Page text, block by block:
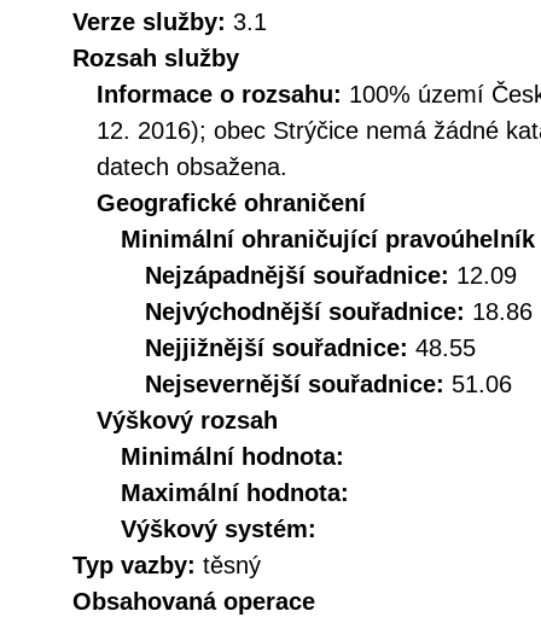
Verze služby: 3.1
Rozsah služby
Informace o rozsahu: 100% území
12. 2016); obec Strýčice nemá žádné
datech obsažena.
Geografické ohraničení
Minimální ohraničující pravoúhelník
Nejzápadnější souřadnice: 12.09
Nejvýchodnější souřadnice: 18.86
Nejjižnější souřadnice: 48.55
Nejsevernější souřadnice: 51.06
Výškový rozsah
Minimální hodnota:
Maximální hodnota:
Výškový systém:
Typ vazby: těsný
Obsahovaná operace